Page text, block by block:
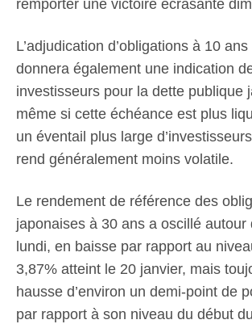
remporter une victoire écrasante
L’adjudication d’obligations à 10
donnera également une indication
investisseurs pour la dette publique
même si cette échéance est plus
un éventail plus large
rend généralement moins volatile.
Le rendement de référence des
japonaises à 30 ans a oscillé autour
lundi, en baisse par rapport au
3,87% atteint le 20 janvier, mais
hausse d’environ un demi-point de
par rapport à son niveau du début